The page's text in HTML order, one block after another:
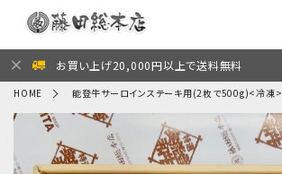
お買い上げ20,000円以上で送料無料
HOME 能登牛サーロインステーキ用(2枚で500g)<冷凍>